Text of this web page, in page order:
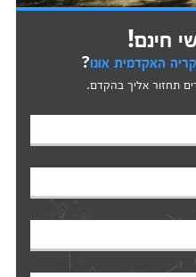
חינם!
האקדמית אונו?
תחזור אליך בהקדם.